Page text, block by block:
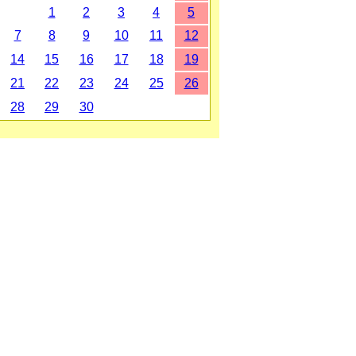
1
2 3 4
5
7 8 9 10 11
12
14 15 16 17 18
19
21 22 23 24 25
26
28 29 30